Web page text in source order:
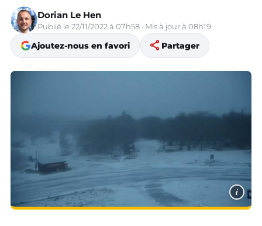
Dorian Le Hen
Publié le 22/11/2022 à 07h58 · Mis à jour à 08h19
Ajoutez-nous en favori share Partager
i